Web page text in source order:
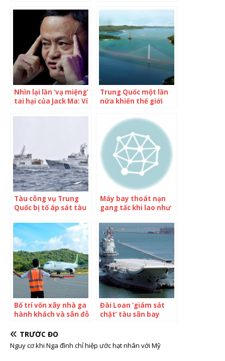
Nhìn lại lần ‘vạ miệng’
tai hại của Jack Ma: Ví
tàu mà đòi vận hành
sân bay
Trung Quốc một lần
nữa khiến thế giới
vọng dựng tuyến
đường “khó làm nhất
hành tinh”: Dài 77km
nhưng 90% là cầu và
hầm, cho phép tàu
cao tốc chạy cả… dưới
biển
Tàu công vụ Trung
Quốc bị tố áp sát tàu
Máy bay thoát nạn
gang tấc khi lao như
Thái Bình Dương: Sai
lầm của phi công
được cứu vãn nhờ
một hệ thống
Bố trí vốn xây nhà ga
hành khách và sân đỗ
Đảo
Đài Loan ‘giám sát
chặt’ tàu sân bay
TRƯỚC ĐÓ
Nguy cơ khi Nga đình chỉ hiệp ước hạt nhân với Mỹ